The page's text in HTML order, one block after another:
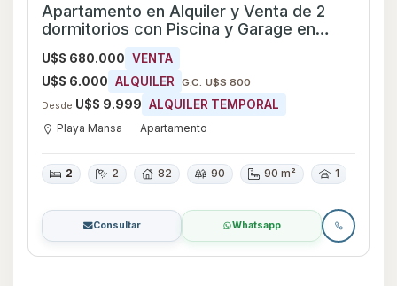
Apartamento en Alquiler y Venta de 2
dormitorios con Piscina y Garage en
Playa Mansa, Maldonado
U$S 680.000 VENTA
U$S 6.000 ALQUILER
G.C. U$S 800
Desde U$S 9.999 ALQUILER TEMPORAL
Playa Mansa Apartamento
2 2 82 90 90 m² 1
Consultar Whatsapp